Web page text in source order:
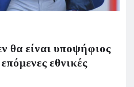
είναι υποψήφιος
εθνικές